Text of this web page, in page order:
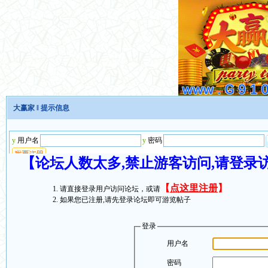
大赢家 ‖ 提示信息
【论坛人数太多,禁止游客访问,请登
请直接登录用户访问论坛，或请 【 点这里注册】
如果您已注册,请先登录论坛即可游览帖子
登录
用户名
密码